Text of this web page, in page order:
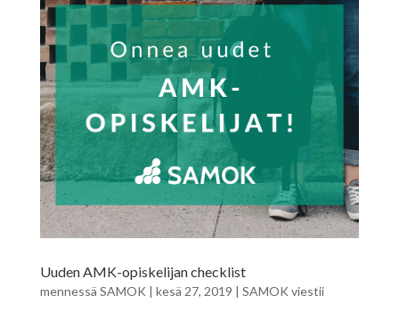
Uuden AMK-opiskelijan checklist
mennessä SAMOK| kesä 27, 2019 | SAMOK viestii